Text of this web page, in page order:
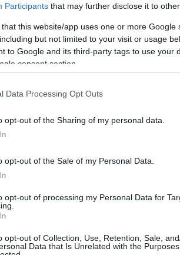
Participants that may further disclose it to
that this website/app uses one or more
but not limited to your visit or usage
to Google and its third-party tags to use your
consent section.
Data Processing Opt Outs
opt-out of the Sharing of my personal data.
opt-out of the Sale of my Personal Data.
opt-out of processing my Personal Data for
opt-out of Collection, Use, Retention, Sale,
Data that Is Unrelated with the
έθεσε σε εφαρμογή νέα
θα δείχνει τα social media –
εξηγεί: Έτσι οι ηθοποιοί
τη διάρκεια ερωτικών σκηνών
για την Marfin
Ακολουθήστε το
ΝΟΣΗΛΕΥΤΗΣ ΣΥΛΛΗΨΗ
μας ζωντανά στοYouTube,